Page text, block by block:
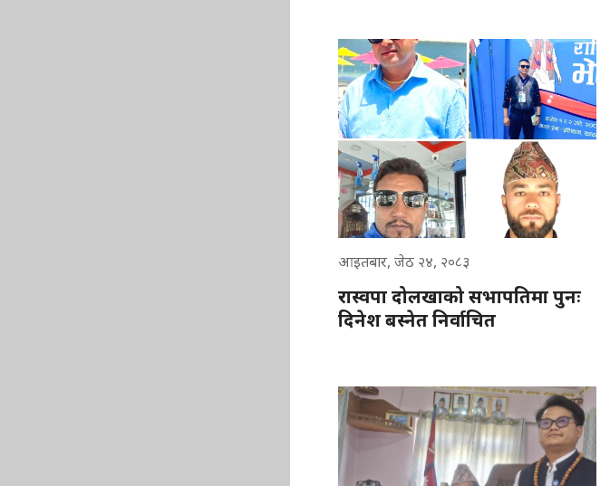
आइतबार, जेठ २४, २०८३
रास्वपा दोलखाको सभापतिमा पुनः
दिनेश बस्नेत निर्वाचित